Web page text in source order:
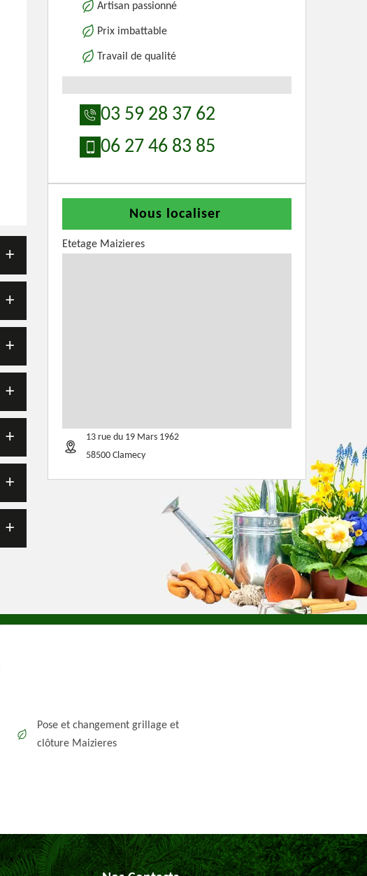
Artisan passionné
Prix imbattable
Travail de qualité
03 59 28 37 62
06 27 46 83 85
Nous localiser
Etetage Maizieres
13 rue du 19 Mars 1962
58500 Clamecy
Pose et changement grillage et
clôture Maizieres